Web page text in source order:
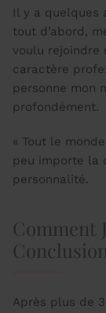
Il y a quelques
tout d’abord,
voulu rejoindre
caractère
personne mon
profondément.
« Tout le
peu importe la
personnalité.
Comment
Après plus de